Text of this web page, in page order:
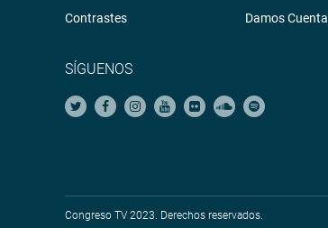
Contrastes
Damos Cuenta
SÍGUENOS
Congreso TV 2023. Derechos reservados.